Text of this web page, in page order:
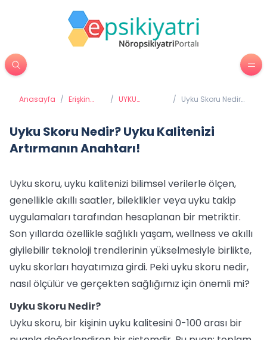
Anasayfa / Erişkin
/ UYKU
/ Uyku Skoru Nedir?
Anahtarı!
Uyku Skoru Nedir? Uyku Kalitenizi
Artırmanın Anahtarı!
Uyku skoru, uyku kalitenizi bilimsel verilerle ölçen,
genellikle akıllı saatler, bileklikler veya uyku takip
uygulamaları tarafından hesaplanan bir metriktir.
Son yıllarda özellikle sağlıklı yaşam, wellness ve akıllı
giyilebilir teknoloji trendlerinin yükselmesiyle birlikte,
uyku skorları hayatımıza girdi. Peki uyku skoru nedir,
nasıl ölçülür ve gerçekten sağlığımız için önemli mi?
Uyku Skoru Nedir?
Uyku skoru, bir kişinin uyku kalitesini 0-100 arası bir